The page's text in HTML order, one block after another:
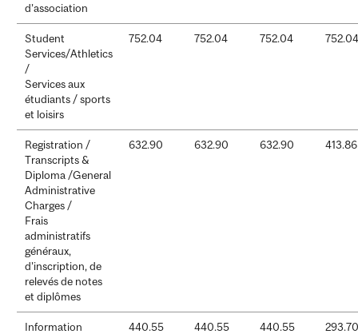
d’association
Student
Services/Athletics
/
Services aux
étudiants / sports
et loisirs
752.04 752.04 752.04
Registration /
Transcripts &
Diploma /General
Administrative
Charges /
Frais
administratifs
généraux,
d’inscription, de
relevés de notes
et diplômes
632.90 632.90 632.90 413.86
Information
440.55 440.55 440.55